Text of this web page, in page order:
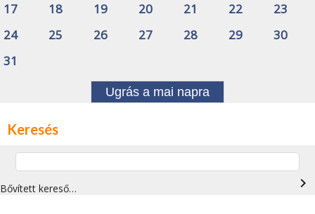
17
18 19 20 21 22
23
24
25 26 27 28 29
30
31
Ugrás a mai napra
Keresés
Bővített kereső… navigate_next